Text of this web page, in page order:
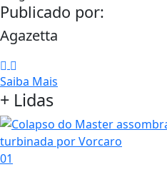
Publicado por:
Agazetta
Saiba Mais
+ Lidas
01